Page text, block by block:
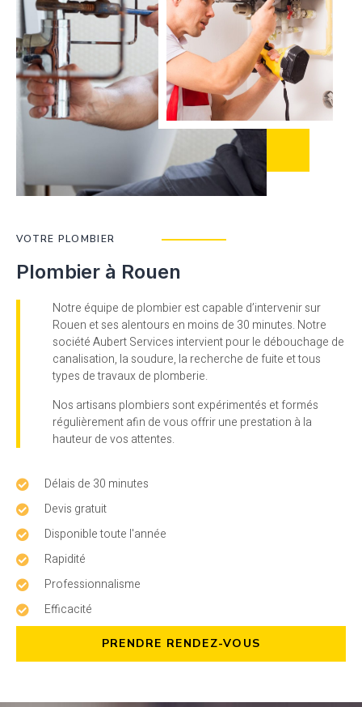
VOTRE PLOMBIER
Plombier à Rouen
Notre équipe de plombier est capable d’intervenir sur
Rouen et ses alentours en moins de 30 minutes. Notre
société Aubert Services intervient pour le débouchage de
canalisation, la soudure, la recherche de fuite et tous
types de travaux de plomberie.
Nos artisans plombiers sont expérimentés et formés
régulièrement afin de vous offrir une prestation à la
hauteur de vos attentes.
Délais de 30 minutes
Devis gratuit
Disponible toute l'année
Rapidité
Professionnalisme
Efficacité
PRENDRE RENDEZ-VOUS